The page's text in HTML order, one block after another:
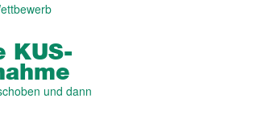
KUS-
und dann